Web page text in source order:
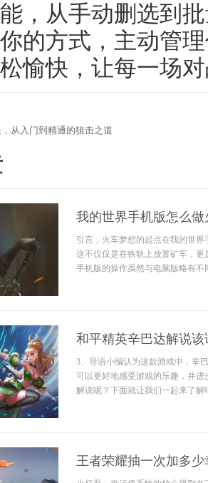
，从手动删选到
的方式，主动管
愉快，让每一场
从入门到精通的狙击之道
我的世界手机版怎么
引言，火车梦想的起点在我的世
这不仅仅是在铁轨上放置矿车，
手机版的操作虽然与电脑版略有
和平精英辛巴达解说
3、导语小编认为这款游戏中，辛
可以更好地感受游戏的乐趣，并
解说呢？下面就让我们一起来了
王者荣耀抽一次加多